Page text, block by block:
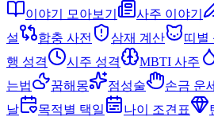
이야기 모아보기
사주 이야기
설
합충 사전 삼재 계산 띠별
행 성격
시주 성격 MBTI 사주
는법
꿈해몽 점성술 손금 운세
날
목적별 택일 나이 조견표